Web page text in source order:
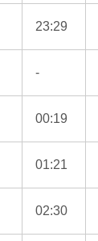
23:29
-
00:19
01:21
02:30